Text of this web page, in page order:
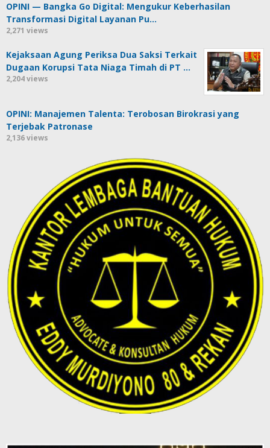
OPINI — Bangka Go Digital: Mengukur Keberhasilan
Transformasi Digital Layanan Pu…
2,271 views
Kejaksaan Agung Periksa Dua Saksi Terkait
Dugaan Korupsi Tata Niaga Timah di PT …
2,204 views
OPINI: Manajemen Talenta: Terobosan Birokrasi yang
Terjebak Patronase
2,136 views